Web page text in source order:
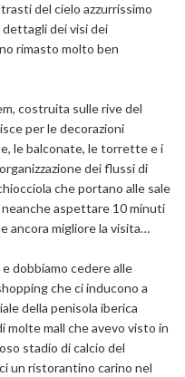
del cielo azzurrissimo
dettagli dei visi dei
rimasto molto ben
costruita sulle rive del
per le decorazioni
le balconate, le torrette e i
dei flussi di
che portano alle sale
aspettare 10 minuti
ancora migliore la visita…
dobbiamo cedere alle
che ci inducono a
della penisola iberica
molte mall che avevo visto in
stadio di calcio del
un ristorantino carino nel